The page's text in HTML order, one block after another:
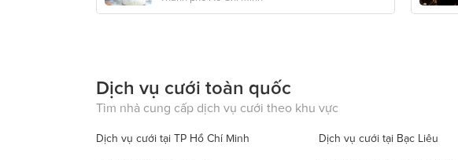
Dịch vụ cưới toàn quốc
Tìm nhà cung cấp dịch vụ cưới theo khu vực
Dịch vụ cưới tại TP Hồ Chí Minh Dịch vụ cưới tại Bạc Liêu